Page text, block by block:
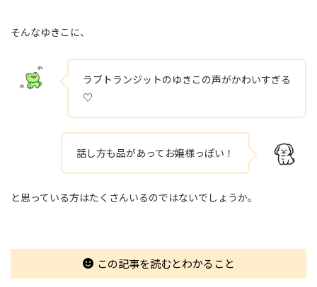
そんなゆきこに、
ラブトランジットのゆきこの声がかわいすぎる
♡
話し方も品があってお嬢様っぽい！
と思っている方はたくさんいるのではないでしょうか。
この記事を読むとわかること